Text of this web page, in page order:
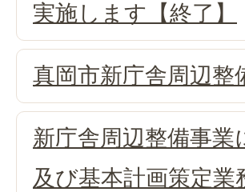
実施します【終了】
真岡市新庁舎周辺
新庁舎周辺整備事業
及び基本計画策定